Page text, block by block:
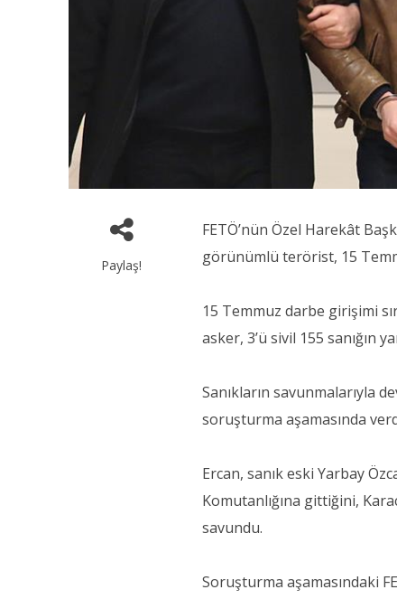
Paylaş!
FETÖ’nün Özel Harekât
görünümlü terörist, 15
15 Temmuz darbe girişimi
asker, 3’ü sivil 155 sanığın
Sanıkların savunmalarıyla
soruşturma aşamasında
Ercan, sanık eski Yarbay
Komutanlığına gittiğini,
savundu.
Soruşturma aşamasındaki